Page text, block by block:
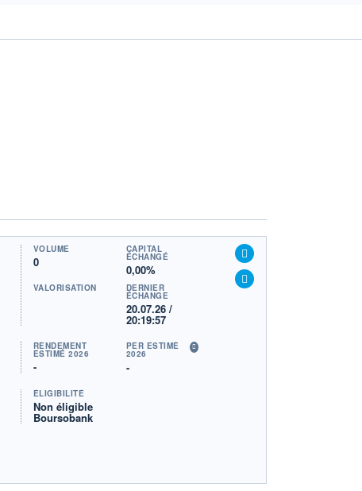
VOLUME
0
CAPITAL
ÉCHANGÉ
0,00%
VALORISATION DERNIER
ÉCHANGE
20.07.26 /
20:19:57
RENDEMENT
ESTIMÉ 2026
-
PER ESTIMÉ
2026
-
ÉLIGIBILITÉ
Non éligible
Boursobank